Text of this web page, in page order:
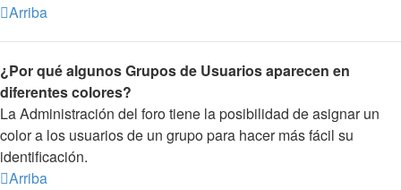
Arriba
¿Por qué algunos Grupos de Usuarios aparecen en
diferentes colores?
La Administración del foro tiene la posibilidad de asignar un
color a los usuarios de un grupo para hacer más fácil su
identificación.
Arriba